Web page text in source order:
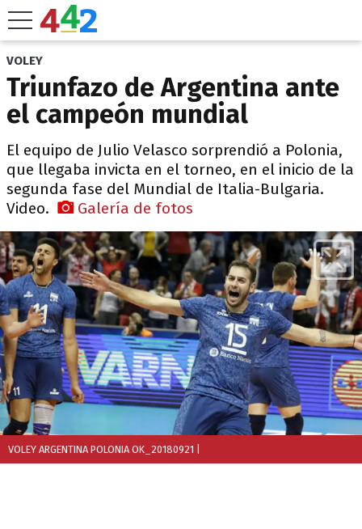
VOLEY
Triunfazo de Argentina ante
el campeón mundial
El equipo de Julio Velasco sorprendió a Polonia,
que llegaba invicta en el torneo, en el inicio de la
segunda fase del Mundial de Italia-Bulgaria.
Video.
Galería de fotos
VOLEY ARGENTINA POLONIA OK_20180921